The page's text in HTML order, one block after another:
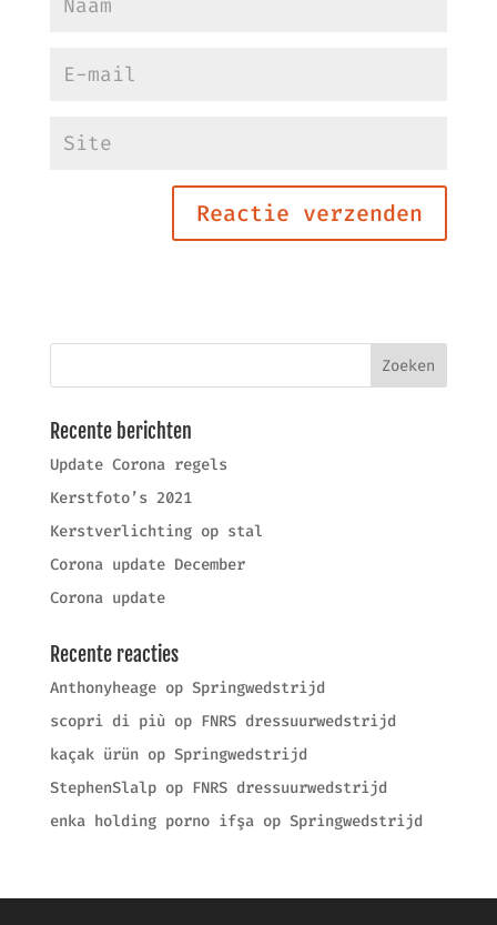
Recente berichten
Update Corona regels
Kerstfoto’s 2021
Kerstverlichting op stal
Corona update December
Corona update
Recente reacties
Anthonyheageop Springwedstrijd
scopri di piùop FNRS dressuurwedstrijd
kaçak ürünop Springwedstrijd
StephenSlalpop FNRS dressuurwedstrijd
enka holding porno ifşaop Springwedstrijd